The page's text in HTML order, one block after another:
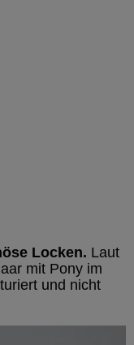
Locken. Laut
mit Pony im
und nicht